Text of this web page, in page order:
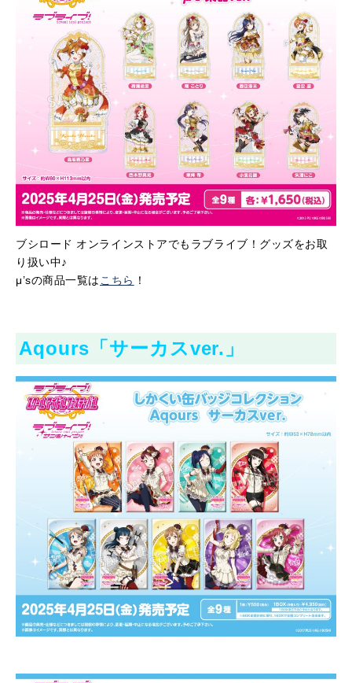
ブシロード オンラインストアでもラブライブ！グッズをお取
り扱い中♪
μ’sの商品一覧は こちら ！
Aqours「サーカスver.」